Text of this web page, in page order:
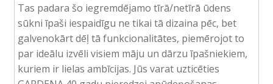
Tas padara šo iegremdējamo tīrā/netīrā ūdens
sūkni īpaši iespaidīgu ne tikai tā dizaina pēc, bet
galvenokārt dēļ tā funkcionalitātes, piemērojot to
par ideālu izvēli visiem māju un dārzu īpašniekiem,
kuriem ir lielas ambīcijas. Jūs varat uzticēties